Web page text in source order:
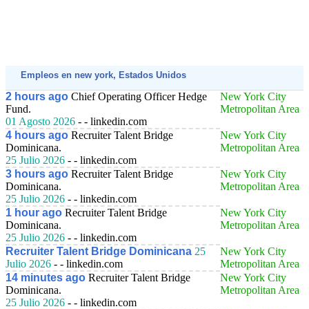
Empleos en new york, Estados Unidos
2 hours ago Chief Operating Officer Hedge
Fund.
01 Agosto 2026 - - linkedin.com
New York City
Metropolitan Area
4 hours ago Recruiter Talent Bridge
Dominicana.
25 Julio 2026 - - linkedin.com
New York City
Metropolitan Area
3 hours ago Recruiter Talent Bridge
Dominicana.
25 Julio 2026 - - linkedin.com
New York City
Metropolitan Area
1 hour ago Recruiter Talent Bridge
Dominicana.
25 Julio 2026 - - linkedin.com
New York City
Metropolitan Area
Recruiter Talent Bridge Dominicana 25
Julio 2026 - - linkedin.com
New York City
Metropolitan Area
14 minutes ago Recruiter Talent Bridge
Dominicana.
25 Julio 2026 - - linkedin.com
New York City
Metropolitan Area